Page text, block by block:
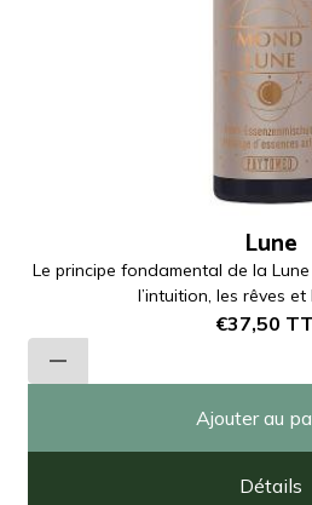
Lune
Le principe fondamental de la
l’intuition, les rêves et
€37,50
Ajouter au
Détails